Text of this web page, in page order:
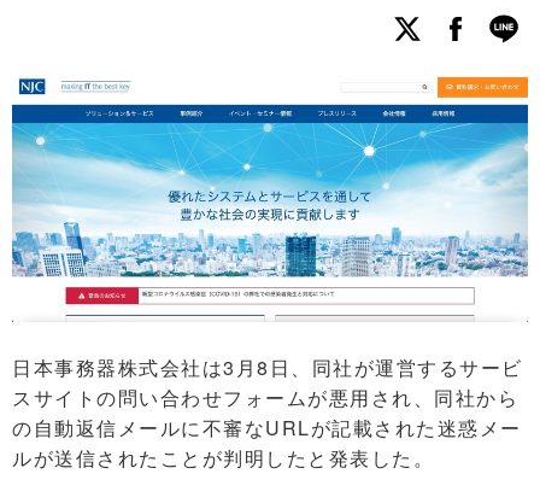
日本事務器株式会社は3月8日、同社が運営するサービ
スサイトの問い合わせフォームが悪用され、同社から
の自動返信メールに不審なURLが記載された迷惑メー
ルが送信されたことが判明したと発表した。